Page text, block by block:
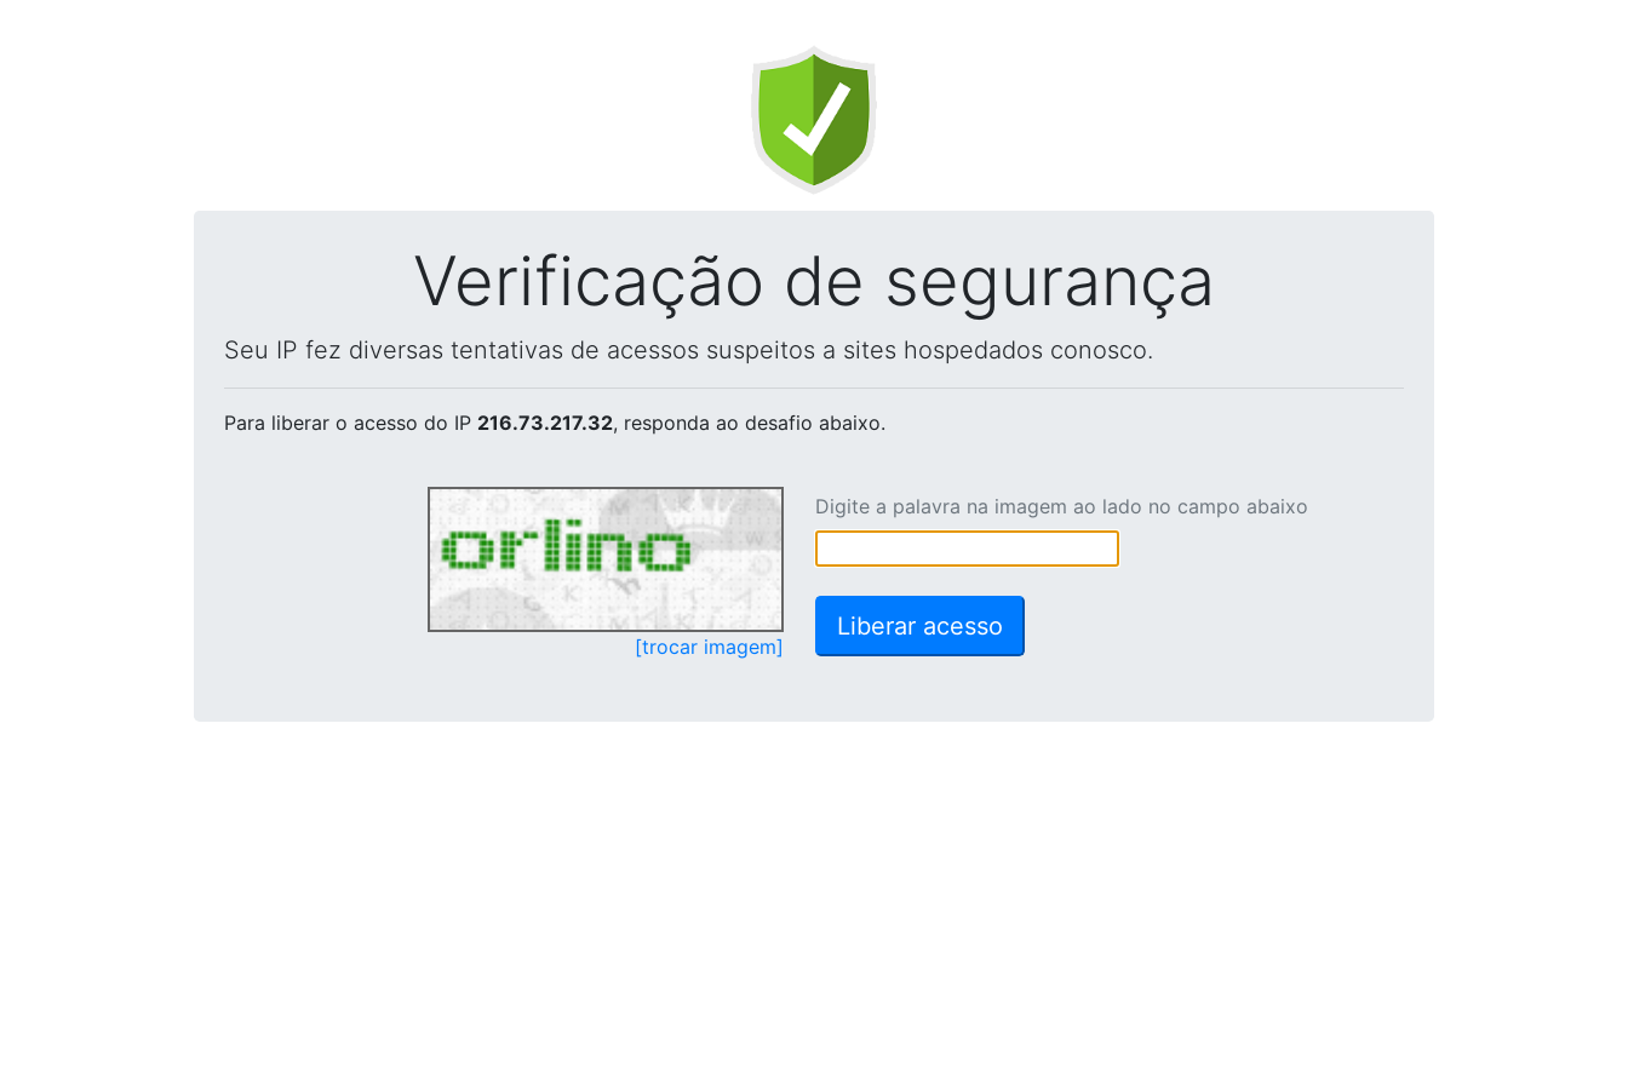
Verificação de segurança
Seu IP fez diversas tentativas de acessos suspeitos a sites hospedados conosco.
Para liberar o acesso do IP 216.73.217.32, responda ao desafio abaixo.
[trocar imagem]
Digite a palavra na imagem ao lado no campo abaixo